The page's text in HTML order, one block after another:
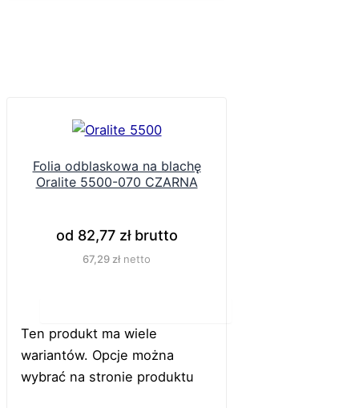
Folia odblaskowa na blachę
Oralite 5500-070 CZARNA
od 82,77 złbrutto
67,29 złnetto
Ten produkt ma wiele
wariantów. Opcje można
wybrać na stronie produktu